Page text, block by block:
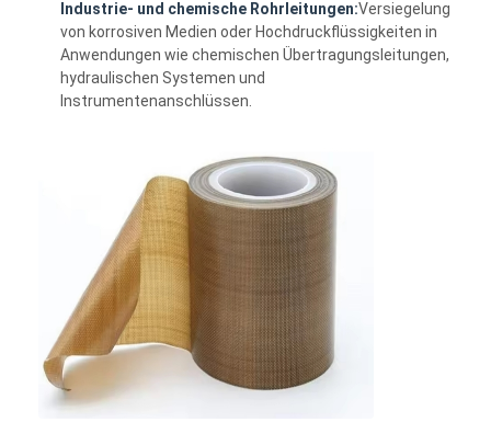
Fabrik-Ausflug
Qualitätskontrolle
Klebendes Isolierungs-Band
Glasgewebe-Isolierungs-Band
Hitzebeständiges Isolierungs-Band
Glasgewebe-Klebstreifen
Polyimide-Film-Klebstreifen
Industrie- und chemische Rohrleitungen:Versiegelung
von korrosiven Medien oder Hochdruckflüssigkeiten in
Anwendungen wie chemischen Übertragungsleitungen,
hydraulischen Systemen und
Instrumentenanschlüssen.